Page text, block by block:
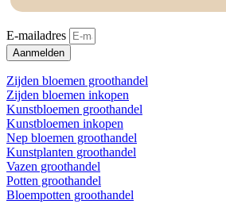
E-mailadres
Aanmelden
Zijden bloemen groothandel
Zijden bloemen inkopen
Kunstbloemen groothandel
Kunstbloemen inkopen
Nep bloemen groothandel
Kunstplanten groothandel
Vazen groothandel
Potten groothandel
Bloempotten groothandel